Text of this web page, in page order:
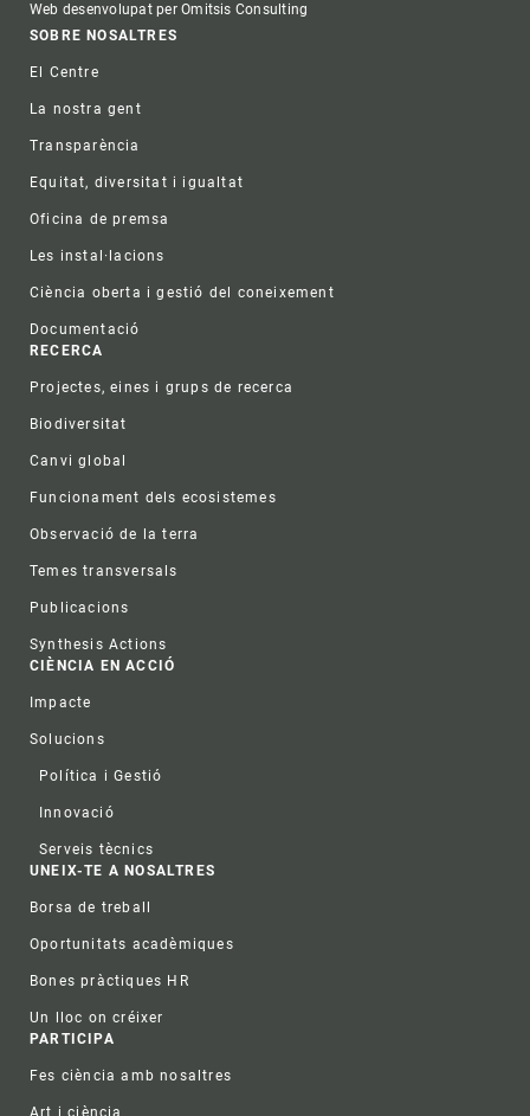
Web desenvolupat per Omitsis Consulting
Footer
SOBRE NOSALTRES
El Centre
La nostra gent
Transparència
Equitat, diversitat i igualtat
Oficina de premsa
Les instal·lacions
Ciència oberta i gestió del coneixement
Documentació
RECERCA
Projectes, eines i grups de recerca
Biodiversitat
Canvi global
Funcionament dels ecosistemes
Observació de la terra
Temes transversals
Publicacions
Synthesis Actions
CIÈNCIA EN ACCIÓ
Impacte
Solucions
Política i Gestió
Innovació
Serveis tècnics
UNEIX-TE A NOSALTRES
Borsa de treball
Oportunitats acadèmiques
Bones pràctiques HR
Un lloc on créixer
PARTICIPA
Fes ciència amb nosaltres
Art i ciència